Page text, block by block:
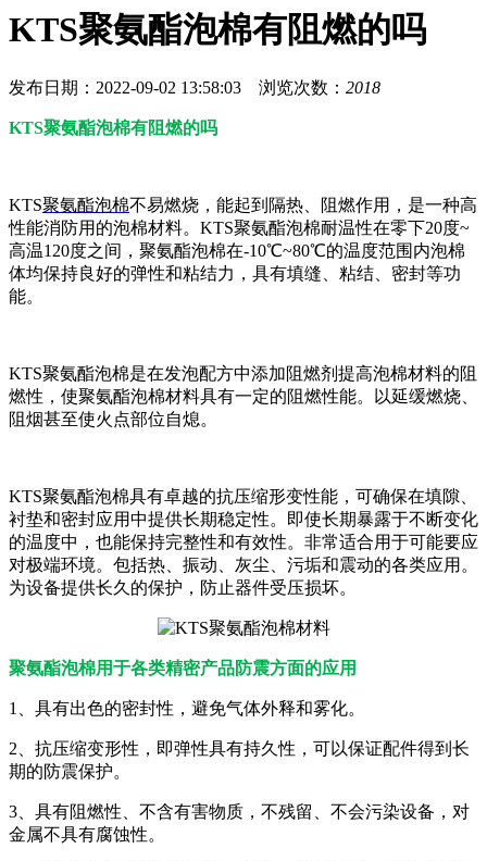
KTS聚氨酯泡棉有阻燃的吗
发布日期：2022-09-02 13:58:03 浏览次数： 2018
KTS聚氨酯泡棉有阻燃的吗
KTS聚氨酯泡棉不易燃烧，能起到隔热、阻燃作用，是一种高
性能消防用的泡棉材料。KTS聚氨酯泡棉耐温性在零下20度~
高温120度之间，聚氨酯泡棉在-10℃~80℃的温度范围内泡棉
体均保持良好的弹性和粘结力，具有填缝、粘结、密封等功
能。
KTS聚氨酯泡棉是在发泡配方中添加阻燃剂提高泡棉材料的阻
燃性，使聚氨酯泡棉材料具有一定的阻燃性能。以延缓燃烧、
阻烟甚至使火点部位自熄。
KTS聚氨酯泡棉具有卓越的抗压缩形变性能，可确保在填隙、
衬垫和密封应用中提供长期稳定性。即使长期暴露于不断变化
的温度中，也能保持完整性和有效性。非常适合用于可能要应
对极端环境。包括热、振动、灰尘、污垢和震动的各类应用。
为设备提供长久的保护，防止器件受压损坏。
聚氨酯泡棉用于各类精密产品防震方面的应用
1、具有出色的密封性，避免气体外释和雾化。
2、抗压缩变形性，即弹性具有持久性，可以保证配件得到长
期的防震保护。
3、具有阻燃性、不含有害物质，不残留、不会污染设备，对
金属不具有腐蚀性。